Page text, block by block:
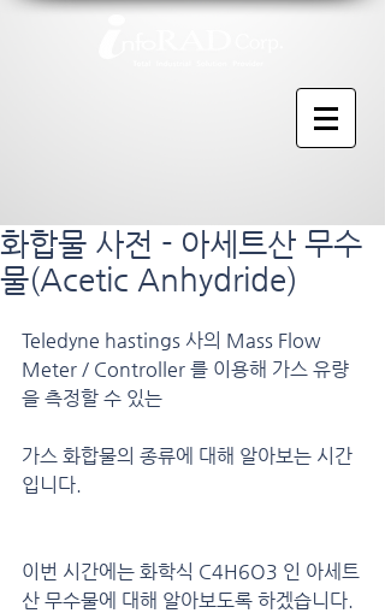
화합물 사전 - 아세트산 무수
물(Acetic Anhydride)
Teledyne hastings 사의 Mass Flow
Meter / Controller 를 이용해 가스 유량
을 측정할 수 있는
가스 화합물의 종류에 대해 알아보는 시간
입니다.
이번 시간에는 화학식 C4H6O3 인 아세트
산 무수물에 대해 알아보도록 하겠습니다.